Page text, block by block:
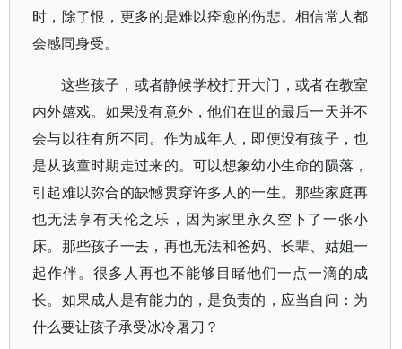
时，除了恨，更多的是难以痊愈的伤悲。相信常人都
会感同身受。
这些孩子，或者静候学校打开大门，或者在教室
内外嬉戏。如果没有意外，他们在世的最后一天并不
会与以往有所不同。作为成年人，即便没有孩子，也
是从孩童时期走过来的。可以想象幼小生命的陨落，
引起难以弥合的缺憾贯穿许多人的一生。那些家庭再
也无法享有天伦之乐，因为家里永久空下了一张小
床。那些孩子一去，再也无法和爸妈、长辈、姑姐一
起作伴。很多人再也不能够目睹他们一点一滴的成
长。如果成人是有能力的，是负责的，应当自问：为
什么要让孩子承受冰冷屠刀？